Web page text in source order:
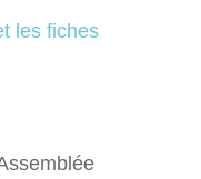
les fiches